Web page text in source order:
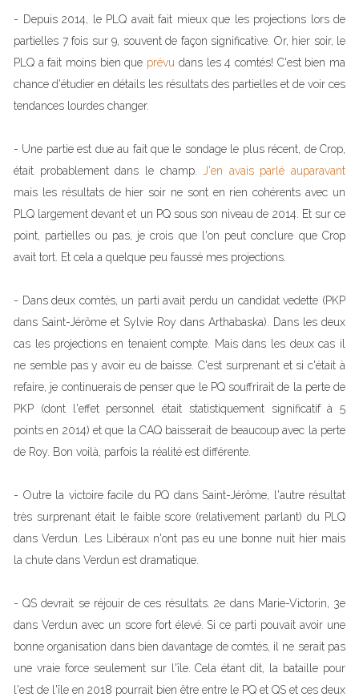
- Depuis 2014, le PLQ avait fait mieux que les projections lors de
partielles 7 fois sur 9, souvent de façon significative. Or, hier soir, le
PLQ a fait moins bien que prévu dans les 4 comtés! C'est bien ma
chance d'étudier en détails les résultats des partielles et de voir ces
tendances lourdes changer.
- Une partie est due au fait que le sondage le plus récent, de Crop,
était probablement dans le champ.
J'en avais parlé auparavant
mais les résultats de hier soir ne sont en rien cohérents avec un
PLQ largement devant et un PQ sous son niveau de 2014. Et sur ce
point, partielles ou pas, je crois que l'on peut conclure que Crop
avait tort. Et cela a quelque peu faussé mes projections.
- Dans deux comtés, un parti avait perdu un candidat vedette (PKP
dans Saint-Jérôme et Sylvie Roy dans Arthabaska). Dans les deux
cas les projections en tenaient compte. Mais dans les deux cas il
ne semble pas y avoir eu de baisse. C'est surprenant et si c'était à
refaire, je continuerais de penser que le PQ souffrirait de la perte de
PKP (dont l'effet personnel était statistiquement significatif à 5
points en 2014) et que la CAQ baisserait de beaucoup avec la perte
de Roy. Bon voilà, parfois la réalité est différente.
- Outre la victoire facile du PQ dans Saint-Jérôme, l'autre résultat
très surprenant était le faible score (relativement parlant) du PLQ
dans Verdun. Les Libéraux n'ont pas eu une bonne nuit hier mais
la chute dans Verdun est dramatique.
- QS devrait se réjouir de ces résultats. 2e dans Marie-Victorin, 3e
dans Verdun avec un score fort élevé. Si ce parti pouvait avoir une
bonne organisation dans bien davantage de comtés, il ne serait pas
une vraie force seulement sur l'île. Cela étant dit, la bataille pour
l'est de l'île en 2018 pourrait bien être entre le PQ et QS et ces deux